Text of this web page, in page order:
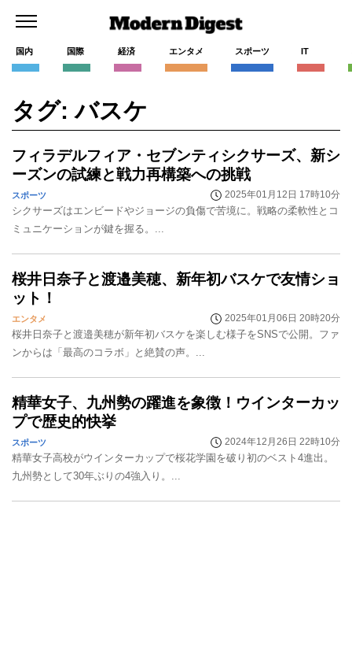
国内 国際 経済 エンタメ スポーツ IT
タグ: バスケ
フィラデルフィア・セブンティシクサーズ、新シ
ーズンの試練と戦力再構築への挑戦
スポーツ 2025年01月12日 17時10分
シクサーズはエンビードやジョージの負傷で苦境に。戦略の柔軟性とコ
ミュニケーションが鍵を握る。...
桜井日奈子と渡邉美穂、新年初バスケで友情ショ
ット！
エンタメ 2025年01月06日 20時20分
桜井日奈子と渡邉美穂が新年初バスケを楽しむ様子をSNSで公開。ファ
ンからは「最高のコラボ」と絶賛の声。...
精華女子、九州勢の躍進を象徴！ウインターカッ
プで歴史的快挙
スポーツ 2024年12月26日 22時10分
精華女子高校がウインターカップで桜花学園を破り初のベスト4進出。
九州勢として30年ぶりの4強入り。...